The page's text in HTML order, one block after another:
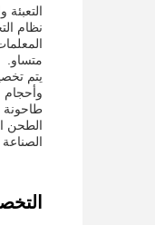
متساو.
وأحجام
الطحن